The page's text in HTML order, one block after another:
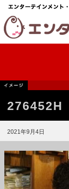
276452H
2021年9月4日